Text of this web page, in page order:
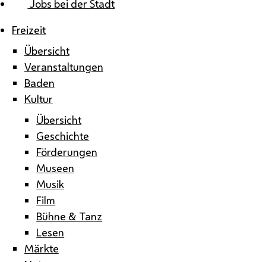
Jobs bei der Stadt
Freizeit
Übersicht
Veranstaltungen
Baden
Kultur
Übersicht
Geschichte
Förderungen
Museen
Musik
Film
Bühne & Tanz
Lesen
Märkte